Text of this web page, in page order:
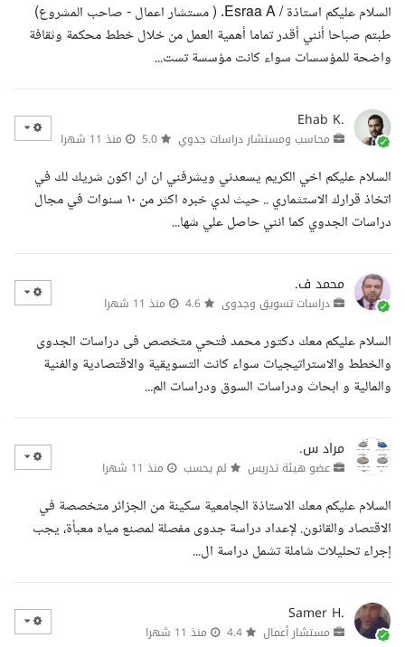
السلام عليكم استاذة / Esraa A. ( مستشار اعمال - صاحب المشروع)
طبتم صباحا أنني أقدر تماما أهمية العمل من خلال خطط محكمة وثقافة
واضحة للمؤسسات سواء كانت مؤسسة تست...
Ehab K.
محاسب ومستشار دراسات جدوي منذ 11 شهرا
السلام عليكم اخي الكريم يسعدني ويشرفني ان ان اكون شريك لك في
اتخاذ قرارك الاستثماري .. حيث لدي خبره اكثر من ١٠ سنوات في مجال
دراسات الجدوي كما انني حاصل علي شها...
محمد ف.
دراسات تسويق وجدوى منذ 11 شهرا
السلام عليكم معك دكتور محمد فتحي متخصص فى دراسات الجدوى
والخطط والاستراتيجيات سواء كانت التسويقية والاقتصادية والفنية
والمالية و ابحاث ودراسات السوق ودراسات الم...
مراد س.
عضو هيئة تدريس لم يحسب منذ 11 شهرا
السلام عليكم معك الاستاذة الجامعية سكينة من الجزائر متخصصة في
الاقتصاد والقانون. لإعداد دراسة جدوى مفصلة لمصنع مياه معبأة، يجب
إجراء تحليلات شاملة تشمل دراسة ال...
Samer H.
مستشار أعمال منذ 11 شهرا